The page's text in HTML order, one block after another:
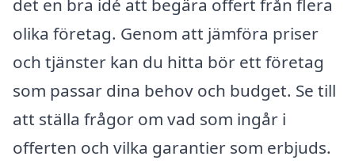
det en bra idé att begära offert från flera
olika företag. Genom att jämföra priser
och tjänster kan du hitta bör ett företag
som passar dina behov och budget. Se till
att ställa frågor om vad som ingår i
offerten och vilka garantier som erbjuds.